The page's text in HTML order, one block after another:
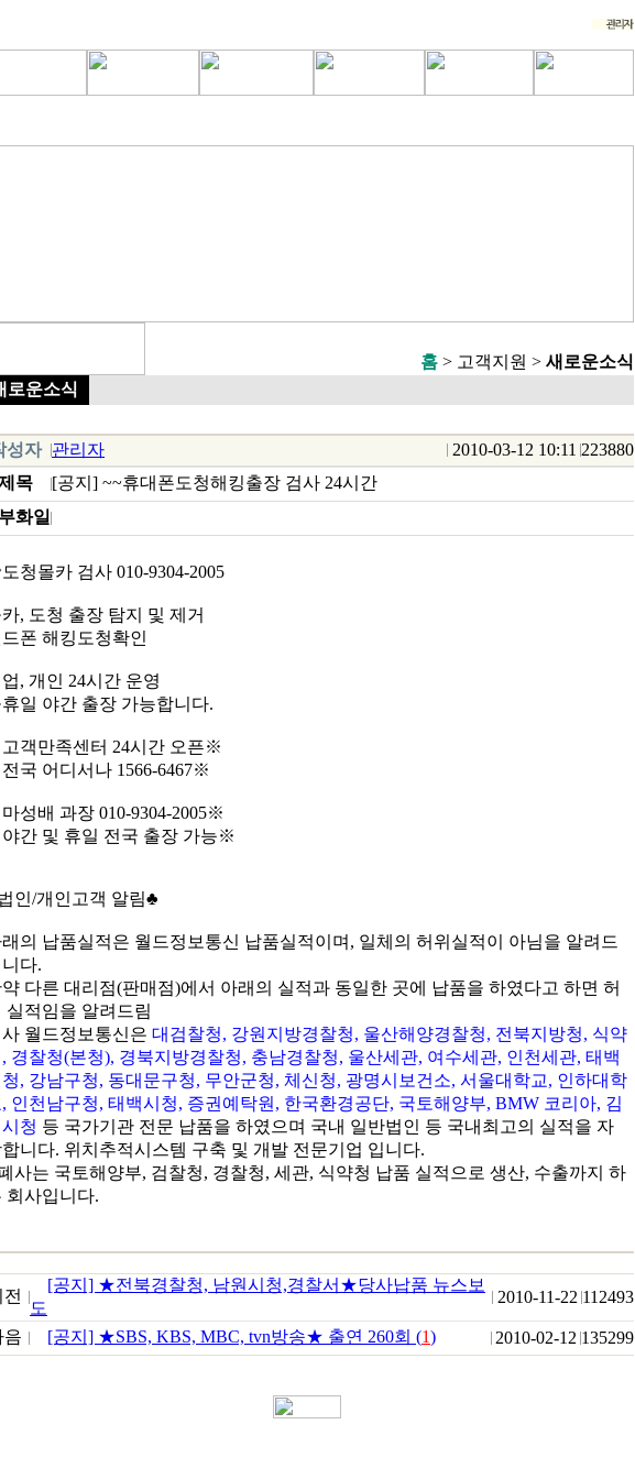
홈 > 고객지원 > 새로운소식
로운소식
성자 관리자 2010-03-12 10:11 223880
목
[공지] ~~휴대폰도청해킹출장 검사 24시간
화일
청몰카 검사 010-9304-2005
, 도청 출장 탐지 및 제거
폰 해킹도청확인
, 개인 24시간 운영
일 야간 출장 가능합니다.
객만족센터 24시간 오픈※
국 어디서나 1566-6467※
성배 과장 010-9304-2005※
간 및 휴일 전국 출장 가능※
인/개인고객 알림♣
래의 납품실적은 월드정보통신 납품실적이며, 일체의 허위실적이 아님을 알려드
다.
다른 대리점(판매점)에서 아래의 실적과 동일한 곳에 납품을 하였다고 하면 허
실적임을 알려드림
월드정보통신은 대검찰청, 강원지방경찰청, 울산해양경찰청, 전북지방청, 식약
경찰청(본청), 경북지방경찰청, 충남경찰청, 울산세관, 여수세관, 인천세관, 태백
, 강남구청, 동대문구청, 무안군청, 체신청, 광명시보건소, 서울대학교, 인하대학
, 인천남구청, 태백시청, 증권예탁원, 한국환경공단, 국토해양부, BMW 코리아, 김
청 등 국가기관 전문 납품을 하였으며 국내 일반법인 등 국내최고의 실적을 자
니다. 위치추적시스템 구축 및 개발 전문기업 입니다.
사는 국토해양부, 검찰청, 경찰청, 세관, 식약청 납품 실적으로 생산, 수출까지 하
회사입니다.
전
[공지] ★전북경찰청, 남원시청,경찰서★당사납품 뉴스보
도
2010-11-22 112493
음 [공지] ★SBS, KBS, MBC, tvn방송★ 출연 260회 (1) 2010-02-12 135299